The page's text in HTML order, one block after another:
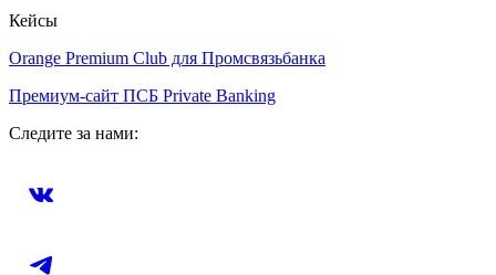
Кейсы
Orange Premium Club для Промсвязьбанка
Премиум-сайт ПСБ Private Banking
Следите за нами: